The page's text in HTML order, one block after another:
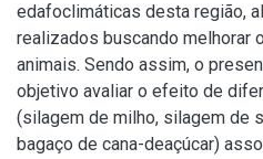
edafoclimáticas desta região,
realizados buscando melhorar
animais. Sendo assim, o
objetivo avaliar o efeito de
(silagem de milho, silagem de
bagaço de cana-deaçúcar)